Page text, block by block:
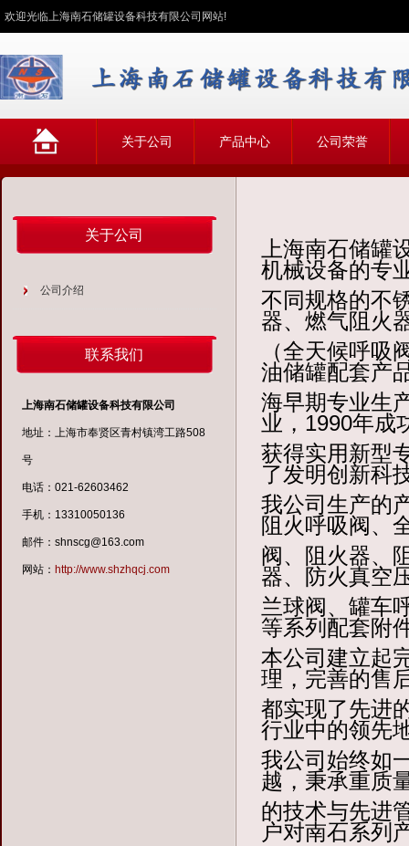
欢迎光临上海南石储罐设备科技有限公司网站!
关于公司 产品中心 公司荣誉
关于公司
公司介绍
联系我们
上海南石储罐设备科技有限公司
地址：上海市奉贤区青村镇湾工路508
号
电话：021-62603462
手机：13310050136
邮件：shnscg@163.com
网站： http://www.shzhqcj.com
上海南石储罐
机械设备的专
不同规格的不
器、燃气阻火
（全天候呼吸
油储罐配套产
海早期专业生
业，1990年成
获得实用新型
了发明创新科
我公司生产的
阻火呼吸阀、
阀、
阻火器、
器、
防火真空
兰球阀、罐车
等系列配套附
本公司建立起
理，完善的售
都实现了先进
行业中的领先
我公司始终如
越，秉承重质
的技术与先进
户对南石系列